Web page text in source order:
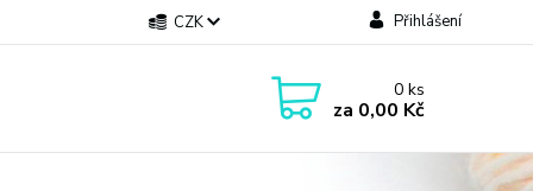
CZK Přihlášení
0ks
za 0,00 Kč